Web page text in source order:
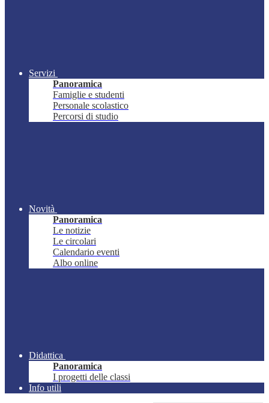
Servizi
Panoramica
Famiglie e studenti
Personale scolastico
Percorsi di studio
Novità
Panoramica
Le notizie
Le circolari
Calendario eventi
Albo online
Didattica
Panoramica
I progetti delle classi
Info utili